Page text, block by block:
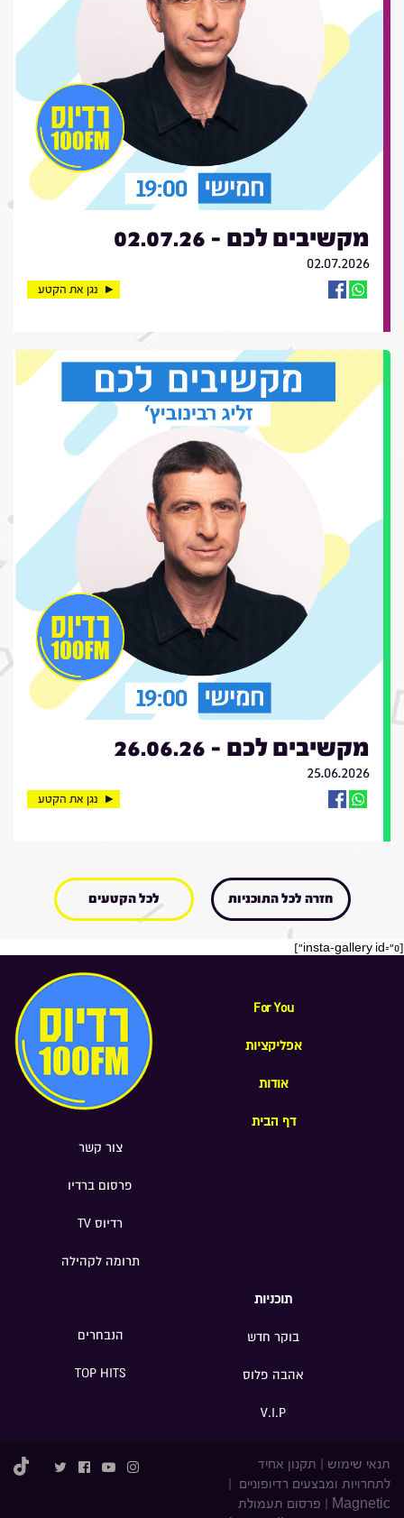
מקשיבים לכם - 02.07.26
02.07.2026
נגן את הקטע
מקשיבים לכם - 26.06.26
25.06.2026
נגן את הקטע
חזרה לכל התוכניות לכל הקטעים
[insta-gallery id="0"]
For You
אפליקציות
אודות
דף הבית
צור קשר
פרסום ברדיו
רדיוס TV
תרומה לקהילה
תוכניות
בוקר חדש
אהבה פלוס
V.I.P
הנבחרים
TOP HITS
תנאי שימוש
תקנון אחיד
לתחרויות ומבצעים רדיופוניים
Magnetic
פרסום תעמולת